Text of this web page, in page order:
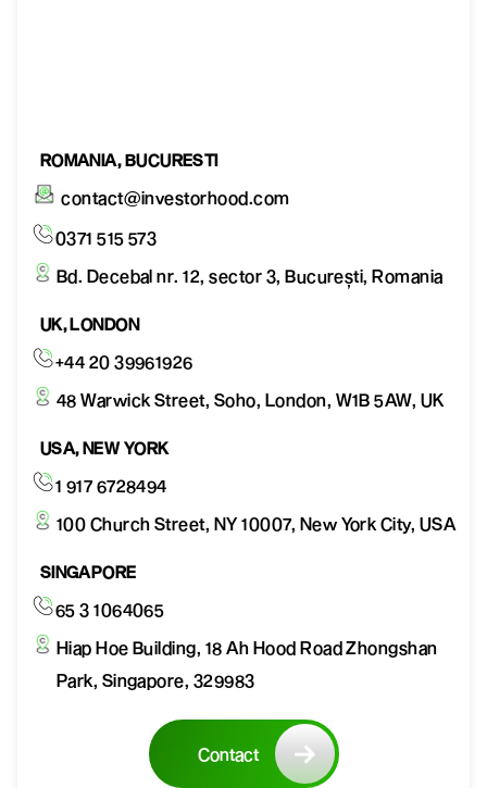
ROMANIA, BUCURESTI
contact@investorhood.com
0371 515 573
Bd. Decebal nr. 12, sector 3, București, Romania
UK, LONDON
+44 20 39961926
48 Warwick Street, Soho, London, W1B 5AW, UK
USA, NEW YORK
1 917 6728494
100 Church Street, NY 10007, New York City, USA
SINGAPORE
65 3 1064065
Hiap Hoe Building, 18 Ah Hood Road Zhongshan
Park, Singapore, 329983
Contact